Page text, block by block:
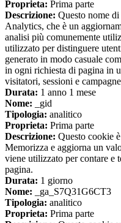
Proprieta: Prima parte
Descrizione: Questo nome
Analytics, che è un
analisi più comunemente
utilizzato per distinguere
generato in modo casuale
in ogni richiesta di pagina in
visitatori, sessioni e
Durata: 1 anno 1 mese
Nome: _gid
Tipologia: analitico
Proprieta: Prima parte
Descrizione: Questo cookie
Memorizza e aggiorna un
viene utilizzato per contare e
pagina.
Durata: 1 giorno
Nome: _ga_S7Q31G6CT3
Tipologia: analitico
Proprieta: Prima parte